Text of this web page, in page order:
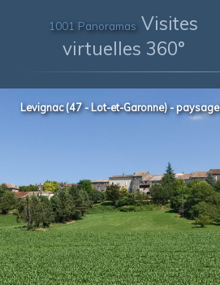
1001 Panoramas Visites
virtuelles 360°
Levignac (47 - Lot-et-Garonne) - paysage